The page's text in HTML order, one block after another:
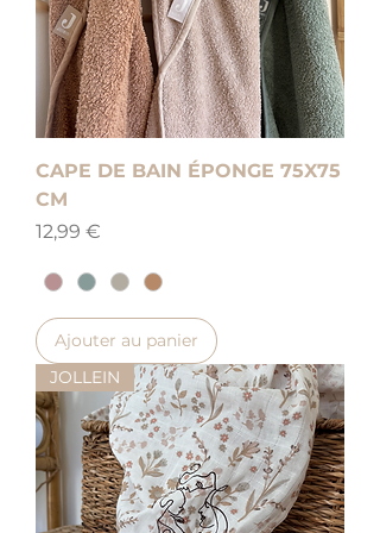
CAPE DE BAIN ÉPONGE 75X75
CM
Prix
12,99 €
Ajouter au panier
JOLLEIN